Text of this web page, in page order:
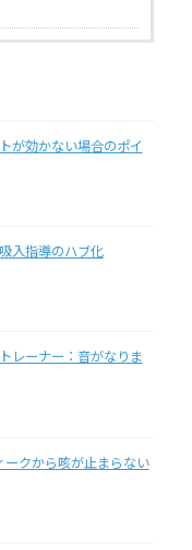
が効かない場合のポイ
入指導のハブ化
レーナー：音がなりま
クから咳が止まらない